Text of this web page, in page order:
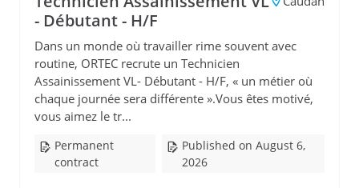
- Débutant - H/F
Dans un monde où travailler rime souvent avec
routine, ORTEC recrute un Technicien
Assainissement VL- Débutant - H/F, « un métier où
chaque journée sera différente ».Vous êtes motivé,
vous aimez le tr...
Permanent
contract
Published on August 6,
2026